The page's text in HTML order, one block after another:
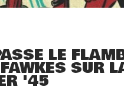
LE
SUR
'45